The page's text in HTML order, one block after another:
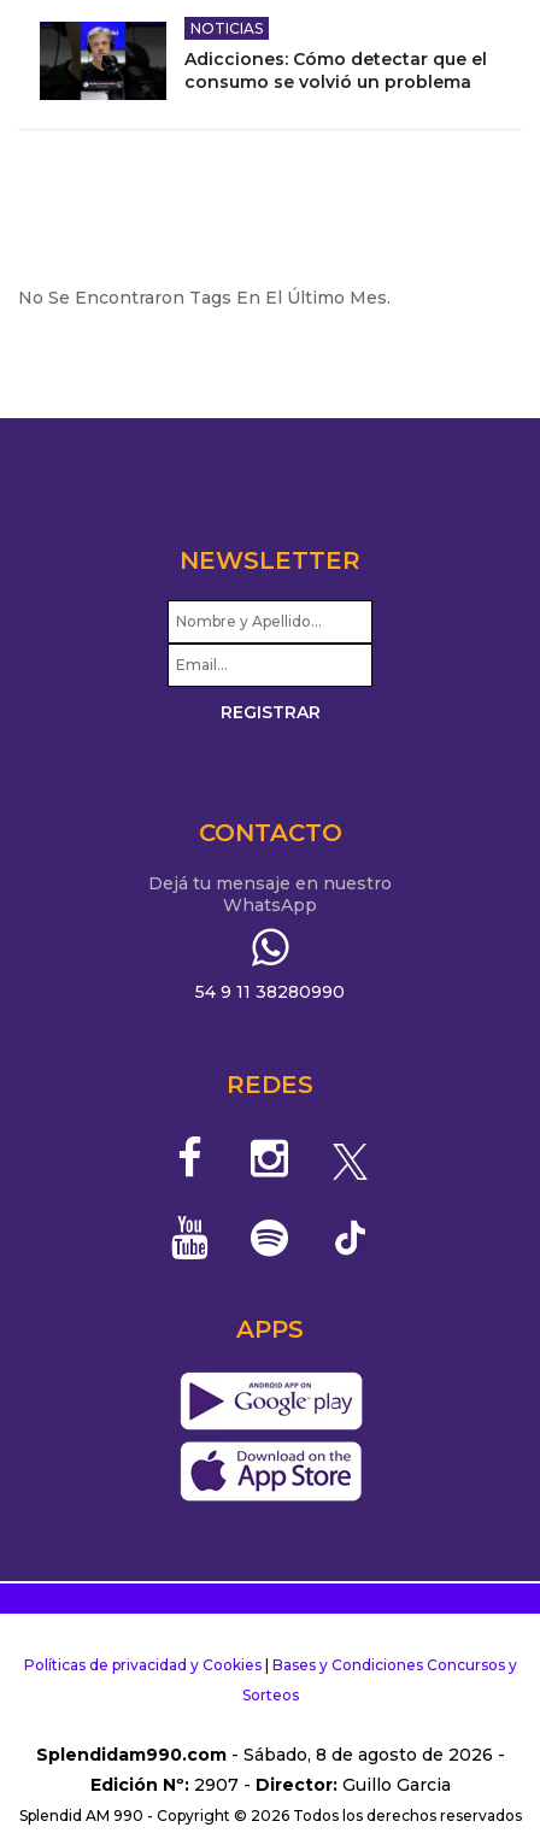
NOTICIAS
Adicciones: Cómo detectar que el
consumo se volvió un problema
No Se Encontraron Tags En El Último Mes.
NEWSLETTER
CONTACTO
Dejá tu mensaje en nuestro
WhatsApp
54 9 11 38280990
REDES
APPS
Políticas de privacidad y Cookies| Bases y Condiciones Concursos y
Sorteos
Splendidam990.com- Sábado, 8 de agosto de 2026 -
Edición Nº:2907 - Director:Guillo Garcia
Splendid AM 990 - Copyright © 2026 Todos los derechos reservados